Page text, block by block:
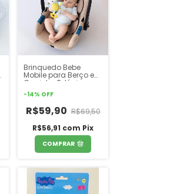
Brinquedo Bebe
Mobile para Berço e
Carrinho Pelúcia
Atividades Texturas
Pimpolho
-14% OFF
R$59,90 R$69,50
R$56,91 com Pix
COMPRAR